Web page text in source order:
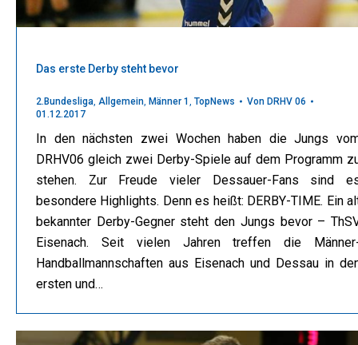
Das erste Derby steht bevor
2.Bundesliga Allgemein Männer 1 TopNews Von DRHV 06
01.12.2017
In den nächsten zwei Wochen haben die Jungs
DRHV06 gleich zwei Derby-Spiele auf dem Programm
stehen. Zur Freude vieler Dessauer-Fans sind
besondere Highlights. Denn es heißt: DERBY-TIME. Ein
bekannter Derby-Gegner steht den Jungs bevor –
Eisenach. Seit vielen Jahren treffen die
Handballmannschaften aus Eisenach und Dessau in
ersten und…